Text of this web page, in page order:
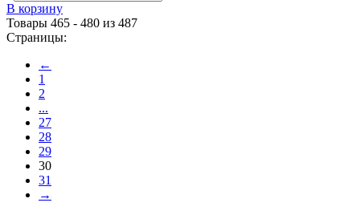
В корзину
Товары 465 - 480 из 487
Страницы:
←
1
2
...
27
28
29
30
31
→